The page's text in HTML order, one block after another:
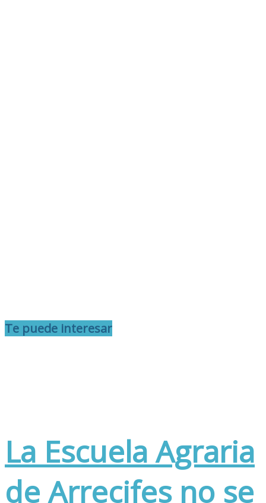
Te puede interesar
La Escuela Agraria
de Arrecifes no se